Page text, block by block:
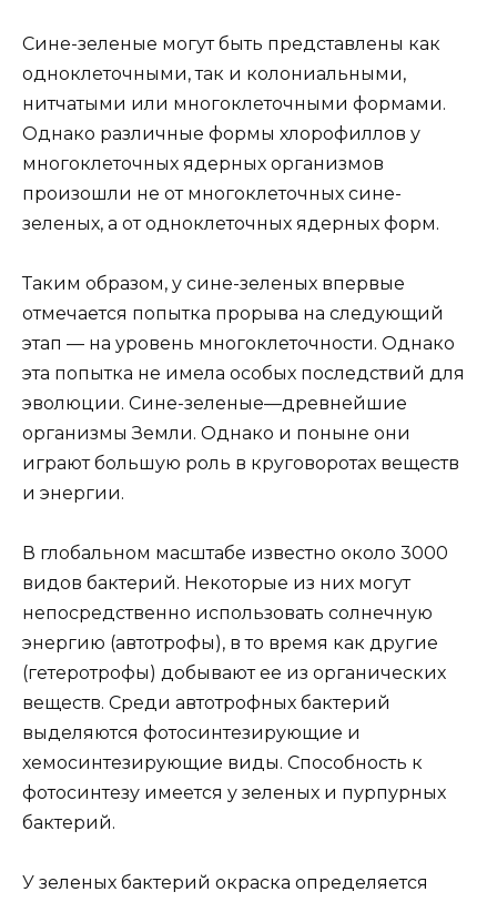
Сине-зеленые могут быть представлены как
одноклеточными, так и колониальными,
нитчатыми или многоклеточными формами.
Однако различные формы хлорофиллов у
многоклеточных ядерных организмов
произошли не от многоклеточных сине-
зеленых, а от одноклеточных ядерных форм.
Таким образом, у сине-зеленых впервые
отмечается попытка прорыва на следующий
этап — на уровень многоклеточности. Однако
эта попытка не имела особых последствий для
эволюции. Сине-зеленые—древнейшие
организмы Земли. Однако и поныне они
играют большую роль в круговоротах веществ
и энергии.
В глобальном масштабе известно около 3000
видов бактерий. Некоторые из них могут
непосредственно использовать солнечную
энергию (автотрофы), в то время как другие
(гетеротрофы) добывают ее из органических
веществ. Среди автотрофных бактерий
выделяются фотосинтезирующие и
хемосинтезирующие виды. Способность к
фотосинтезу имеется у зеленых и пурпурных
бактерий.
У зеленых бактерий окраска определяется